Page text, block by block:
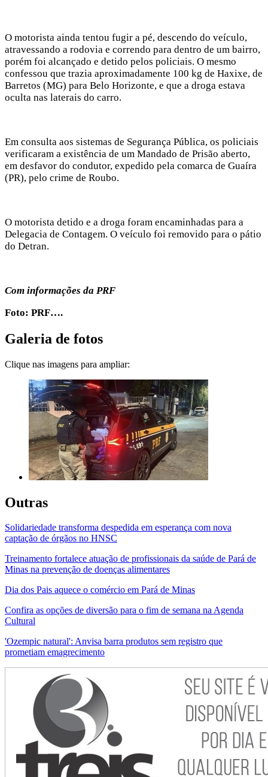
O motorista ainda tentou fugir a pé, descendo do veículo,
atravessando a rodovia e correndo para dentro de um bairro,
porém foi alcançado e detido pelos policiais. O mesmo
confessou que trazia aproximadamente 100 kg de Haxixe, de
Barretos (MG) para Belo Horizonte, e que a droga estava
oculta nas laterais do carro.
Em consulta aos sistemas de Segurança Pública, os policiais
verificaram a existência de um Mandado de Prisão aberto,
em desfavor do condutor, expedido pela comarca de Guaíra
(PR), pelo crime de Roubo.
O motorista detido e a droga foram encaminhadas para a
Delegacia de Contagem. O veículo foi removido para o pátio
do Detran.
Com informações da PRF
Foto: PRF….
Galeria de fotos
Clique nas imagens para ampliar:
Outras
Solidariedade transforma despedida em esperança com nova
captação de órgãos no HNSC
Treinamento fortalece atuação de profissionais da saúde de Pará de
Minas na prevenção de doenças alimentares
Dia dos Pais aquece o comércio em Pará de Minas
Confira as opções de diversão para o fim de semana na Agenda
Cultural
'Ozempic natural': Anvisa barra produtos sem registro que
prometiam emagrecimento